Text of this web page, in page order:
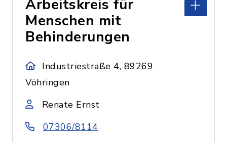
Arbeitskreis für
Menschen mit
Behinderungen
Industriestraße 4, 89269
Vöhringen
Renate Ernst
07306/8114